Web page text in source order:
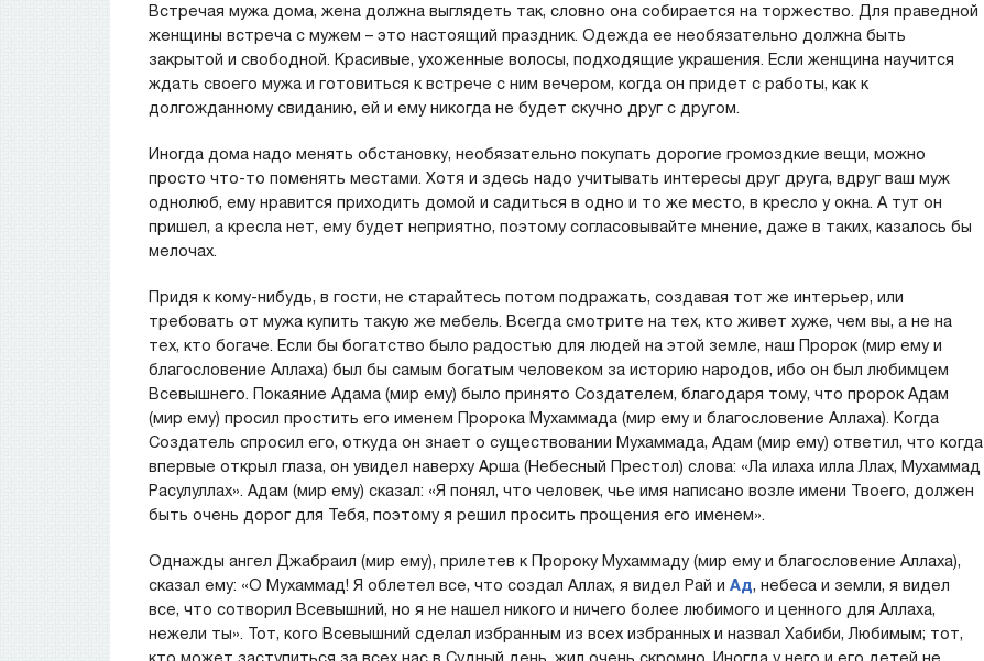
Встречая мужа дома, жена должна выглядеть так, словно она собирается на торжество. Для праведной
женщины встреча с мужем – это настоящий праздник. Одежда ее необязательно должна быть
закрытой и свободной. Красивые, ухоженные волосы, подходящие украшения. Если женщина научится
ждать своего мужа и готовиться к встрече с ним вечером, когда он придет с работы, как к
долгожданному свиданию, ей и ему никогда не будет скучно друг с другом.
Иногда дома надо менять обстановку, необязательно покупать дорогие громоздкие вещи, можно
просто что-то поменять местами. Хотя и здесь надо учитывать интересы друг друга, вдруг ваш муж
однолюб, ему нравится приходить домой и садиться в одно и то же место, в кресло у окна. А тут он
пришел, а кресла нет, ему будет неприятно, поэтому согласовывайте мнение, даже в таких, казалось бы
мелочах.
Придя к кому-нибудь, в гости, не старайтесь потом подражать, создавая тот же интерьер, или
требовать от мужа купить такую же мебель. Всегда смотрите на тех, кто живет хуже, чем вы, а не на
тех, кто богаче. Если бы богатство было радостью для людей на этой земле, наш Пророк (мир ему и
благословение Аллаха) был бы самым богатым человеком за историю народов, ибо он был любимцем
Всевышнего. Покаяние Адама (мир ему) было принято Создателем, благодаря тому, что пророк Адам
(мир ему) просил простить его именем Пророка Мухаммада (мир ему и благословение Аллаха). Когда
Создатель спросил его, откуда он знает о существовании Мухаммада, Адам (мир ему) ответил, что когда
впервые открыл глаза, он увидел наверху Арша (Небесный Престол) слова: «Ла илаха илла Ллах, Мухаммад
Расулуллах». Адам (мир ему) сказал: «Я понял, что человек, чье имя написано возле имени Твоего, должен
быть очень дорог для Тебя, поэтому я решил просить прощения его именем».
Однажды ангел Джабраил (мир ему), прилетев к Пророку Мухаммаду (мир ему и благословение Аллаха),
сказал ему: «О Мухаммад! Я облетел все, что создал Аллах, я видел Рай и Ад, небеса и земли, я видел
все, что сотворил Всевышний, но я не нашел никого и ничего более любимого и ценного для Аллаха,
нежели ты». Тот, кого Всевышний сделал избранным из всех избранных и назвал Хабиби, Любимым; тот,